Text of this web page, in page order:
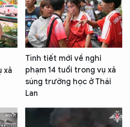
xả
Tình tiết mới về nghi
phạm 14 tuổi trong vụ xả
súng trường học ở Thái
Lan